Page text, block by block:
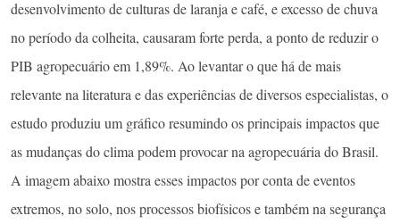
desenvolvimento de culturas de laranja e café, e excesso de chuva
no período da colheita, causaram forte perda, a ponto de reduzir o
PIB agropecuário em 1,89%. Ao levantar o que há de mais
relevante na literatura e das experiências de diversos especialistas, o
estudo produziu um gráfico resumindo os principais impactos que
as mudanças do clima podem provocar na agropecuária do Brasil.
A imagem abaixo mostra esses impactos por conta de eventos
extremos, no solo, nos processos biofísicos e também na segurança